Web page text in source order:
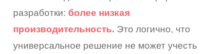
разработки: более низкая
производительность. Это логично, что
универсальное решение не может учесть